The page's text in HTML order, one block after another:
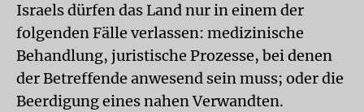
Israels dürfen das Land nur in einem der
folgenden Fälle verlassen: medizinische
Behandlung, juristische Prozesse, bei denen
der Betreffende anwesend sein muss; oder die
Beerdigung eines nahen Verwandten.